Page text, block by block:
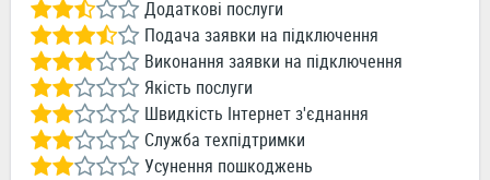
Додаткові послуги
Подача заявки на підключення
Виконання заявки на підключення
Якість послуги
Швидкість Інтернет з'єднання
Служба техпідтримки
Усунення пошкоджень